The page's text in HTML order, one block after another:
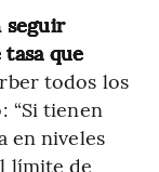
seguir
que
todos los
“Si tienen
en niveles
límite de